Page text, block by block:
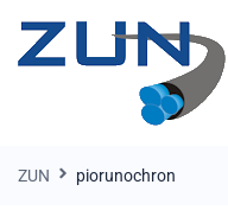
ZUN piorunochron